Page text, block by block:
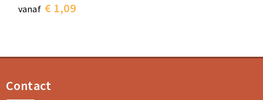
vanaf € 1,09
Contact